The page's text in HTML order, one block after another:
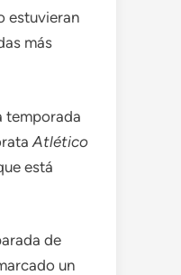
estuvieran
más
temporada
Atlético
está
de
un